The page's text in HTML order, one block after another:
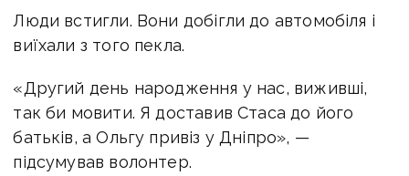
Люди встигли. Вони добігли до автомобіля і
виїхали з того пекла.
«Другий день народження у нас, виживші,
так би мовити. Я доставив Стаса до його
батьків, а Ольгу привіз у Дніпро», —
підсумував волонтер.